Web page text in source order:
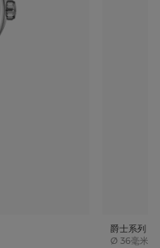
爵士系列
Ø Case size
36毫米